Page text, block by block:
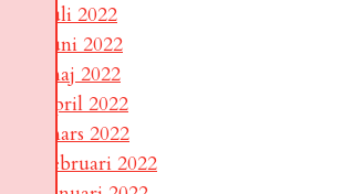
juli 2022
juni 2022
maj 2022
april 2022
mars 2022
februari 2022